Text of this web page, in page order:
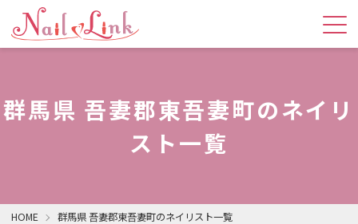
群馬県 吾妻郡東吾妻町のネイリ
スト一覧
HOME 群馬県 吾妻郡東吾妻町のネイリスト一覧